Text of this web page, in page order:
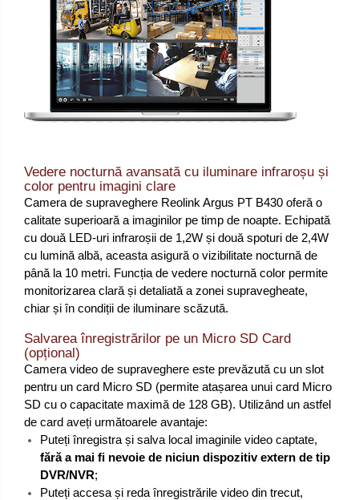
Vedere nocturnă avansată cu iluminare infraroșu și
color pentru imagini clare
Camera de supraveghere Reolink Argus PT B430 oferă o
calitate superioară a imaginilor pe timp de noapte. Echipată
cu două LED-uri infraroșii de 1,2W și două spoturi de 2,4W
cu lumină albă, aceasta asigură o vizibilitate nocturnă de
până la 10 metri. Funcția de vedere nocturnă color permite
monitorizarea clară și detaliată a zonei supravegheate,
chiar și în condiții de iluminare scăzută.
Salvarea înregistrărilor pe un Micro SD Card
(opțional)
Camera video de supraveghere este prevăzută cu un slot
pentru un card Micro SD (permite atașarea unui card Micro
SD cu o capacitate maximă de 128 GB). Utilizând un astfel
de card aveți următoarele avantaje:
Puteți înregistra și salva local imaginile video captate,
fără a mai fi nevoie de niciun dispozitiv extern de tip
DVR/NVR;
Puteți accesa și reda înregistrările video din trecut,